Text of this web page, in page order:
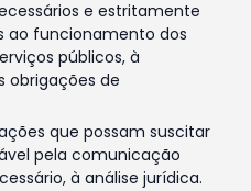
e estritamente
ao funcionamento dos
públicos, à
obrigações de
que possam suscitar
pela comunicação
à análise jurídica.